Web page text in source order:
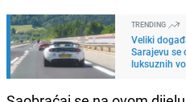
TRENDING
Veliki
Sarajevu se
luksuznih